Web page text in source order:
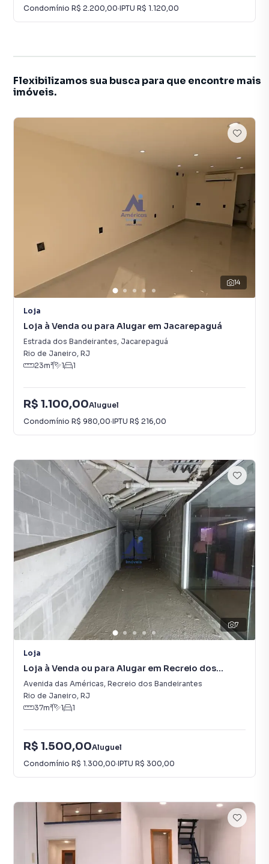
Condomínio R$ 2.200,00·IPTU R$ 1.120,00
Flexibilizamos sua busca para que encontre mais
imóveis.
14
Loja
Loja à Venda ou para Alugar em Jacarepaguá
Estrada dos Bandeirantes, Jacarepaguá
Rio de Janeiro, RJ
23m² 1 1
R$ 1.100,00Aluguel
Condomínio R$ 980,00·IPTU R$ 216,00
7
Loja
Loja à Venda ou para Alugar em Recreio dos
Bandeirantes
Avenida das Américas, Recreio dos Bandeirantes
Rio de Janeiro, RJ
37m² 1 1
R$ 1.500,00Aluguel
Condomínio R$ 1.300,00·IPTU R$ 300,00